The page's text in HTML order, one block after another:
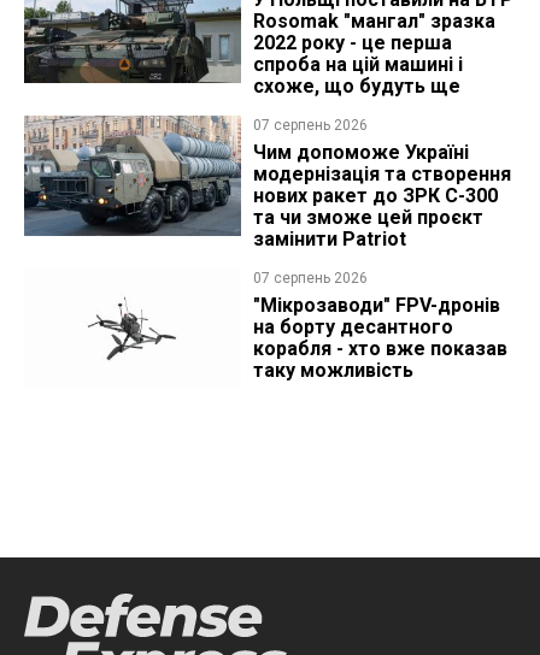
Rosomak "мангал" зразка
2022 року - це перша
спроба на цій машині і
схоже, що будуть ще
07 серпень 2026
Чим допоможе Україні
модернізація та створення
нових ракет до ЗРК С-300
та чи зможе цей проєкт
замінити Patriot
07 серпень 2026
"Мікрозаводи" FPV-дронів
на борту десантного
корабля - хто вже показав
таку можливість